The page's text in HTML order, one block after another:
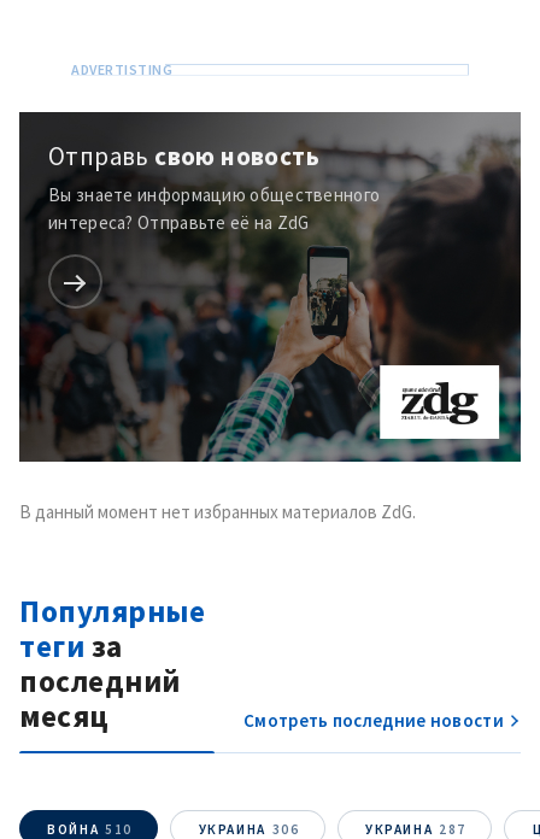
Отправить
информацию
О ZDG
Отправь свою новость
Вы знаете информацию общественного
интереса? Отправьте её на ZdG
В данный момент нет избранных материалов ZdG.
Популярные
теги за
последний
месяц
Смотреть последние новости
ВОЙНА 510 УКРАИНА 306 УКРАИНА 287